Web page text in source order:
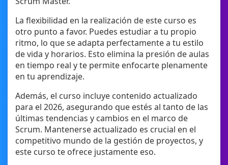
La flexibilidad en la realización de este curso es
otro punto a favor. Puedes estudiar a tu propio
ritmo, lo que se adapta perfectamente a tu estilo
de vida y horarios. Esto elimina la presión de aulas
en tiempo real y te permite enfocarte plenamente
en tu aprendizaje.
Además, el curso incluye contenido actualizado
para el 2026, asegurando que estés al tanto de las
últimas tendencias y cambios en el marco de
Scrum. Mantenerse actualizado es crucial en el
competitivo mundo de la gestión de proyectos, y
este curso te ofrece justamente eso.